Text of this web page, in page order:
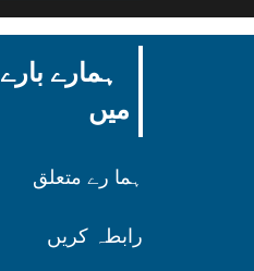
ہمارے بارے
میں
ہما رے متعلق
رابطہ کریں